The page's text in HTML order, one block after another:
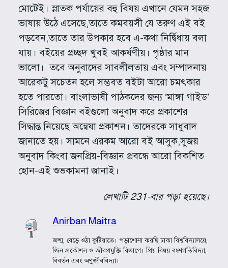
মোটেই। স্নাতক পর্যায়ের বহু বিষয় এখানে যেমন সহজ
ভাষায় উঠে এসেছে,তাতে কমবয়সী যে তরুণ এই‌ বই
পড়বেন,তাতে তার উপকার হবে এ-কথা নির্দ্বিধায় বলা
যায়। বইয়ের প্রচ্ছদ খুবই আকর্ষণীয়। পৃষ্ঠার মান
ভালো। তবে অনুবাদের সাবলীলতায় এবং সম্পাদনায়
আরেকটু সচেতন হলে সম্ভবত বইটা আরো চমৎকার
হতে পারতো। বাংলাভাষী পাঠকদের জন্য ‘মাঙ্গা গাইড’
সিরিজের বিজ্ঞান বইগুলো অনুবাদ করে প্রকাশের
সিদ্ধান্ত নিয়েছে অন্বেষা প্রকাশন। তাদেরকে সাধুবাদ
জানাতে হয়। সামনে এরকম আরো বই আসুক,সুজয়
অনুবাদ কিংবা জনপ্রিয়-বিজ্ঞান প্রবন্ধে আরো বিকশিত
হোন-এই শুভকামনা জানাই।
লেখাটি 231-বার পড়া হয়েছে।
Anirban Maitra
জন্ম, বেড়ে ওঠা কুষ্টিয়াতে। পড়াশোনা করছি ঢাকা বিশ্ববিদ্যালয়ে,
জিন প্রকৌশল ও জীবপ্রযুক্তি বিভাগে। প্রিয় বিষয় বং‌শগতিবিদ্যা,
বিবর্তন এবং অণুজীববিদ্যা।